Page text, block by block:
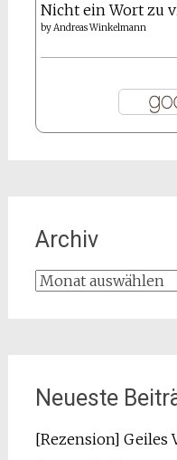
Nicht ein Wort zu
byAndreas Winkelmann
Archiv
Archiv
Neueste
[Rezension] Geiles